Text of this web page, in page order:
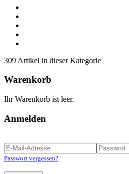
309 Artikel in dieser Kategorie
Warenkorb
Ihr Warenkorb ist leer.
Anmelden
Passwort vergessen?